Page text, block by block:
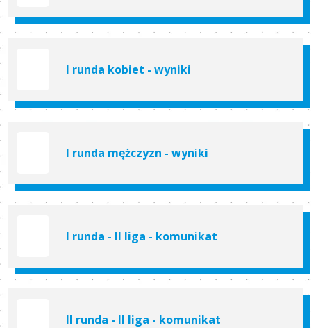
I runda kobiet - wyniki
I runda mężczyzn - wyniki
I runda - II liga - komunikat
II runda - II liga - komunikat